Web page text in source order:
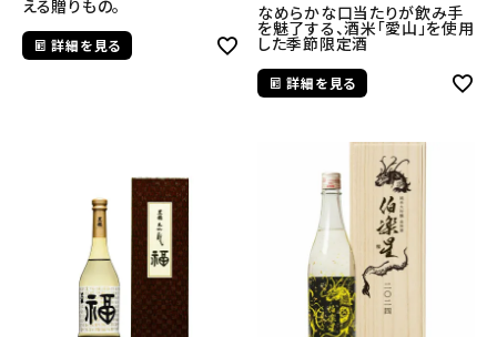
える贈りもの。
詳細を見る
なめらかな口当たりが飲み手
を魅了する、酒米「愛山」を使用
した季節限定酒
詳細を見る